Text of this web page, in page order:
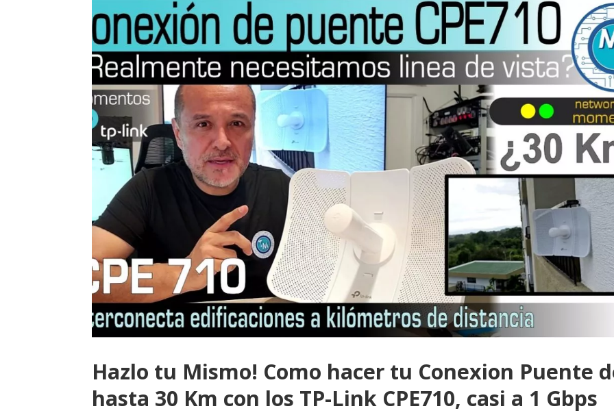
Hazlo tu Mismo! Como hacer tu Conexion Puente
hasta 30 Km con los TP-Link CPE710, casi a 1 Gbps